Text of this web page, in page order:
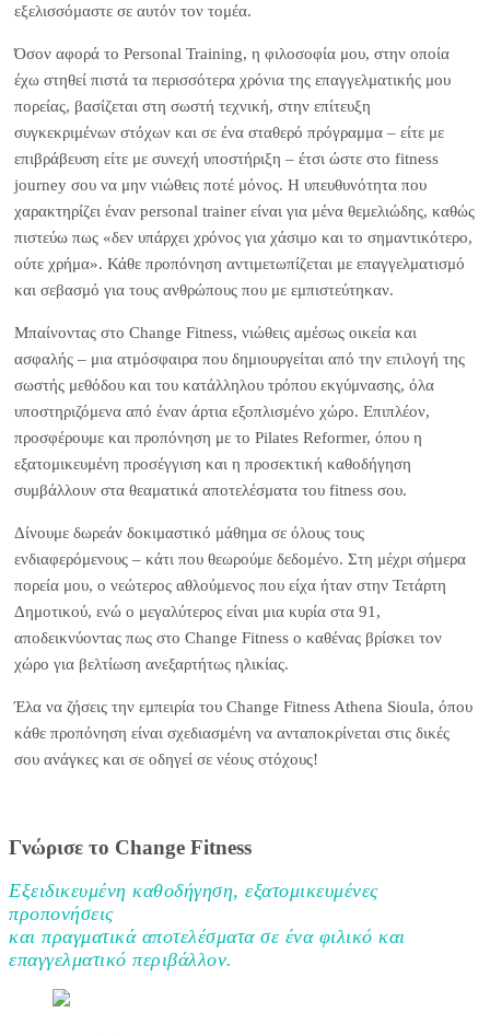
εξελισσόμαστε σε αυτόν τον τομέα.
Όσον αφορά το Personal Training, η φιλοσοφία μου, στην οποία
έχω στηθεί πιστά τα περισσότερα χρόνια της επαγγελματικής μου
πορείας, βασίζεται στη σωστή τεχνική, στην επίτευξη
συγκεκριμένων στόχων και σε ένα σταθερό πρόγραμμα – είτε με
επιβράβευση είτε με συνεχή υποστήριξη – έτσι ώστε στο fitness
journey σου να μην νιώθεις ποτέ μόνος. Η υπευθυνότητα που
χαρακτηρίζει έναν personal trainer είναι για μένα θεμελιώδης, καθώς
πιστεύω πως «δεν υπάρχει χρόνος για χάσιμο και το σημαντικότερο,
ούτε χρήμα». Κάθε προπόνηση αντιμετωπίζεται με επαγγελματισμό
και σεβασμό για τους ανθρώπους που με εμπιστεύτηκαν.
Μπαίνοντας στο Change Fitness, νιώθεις αμέσως οικεία και
ασφαλής – μια ατμόσφαιρα που δημιουργείται από την επιλογή της
σωστής μεθόδου και του κατάλληλου τρόπου εκγύμνασης, όλα
υποστηριζόμενα από έναν άρτια εξοπλισμένο χώρο. Επιπλέον,
προσφέρουμε και προπόνηση με το Pilates Reformer, όπου η
εξατομικευμένη προσέγγιση και η προσεκτική καθοδήγηση
συμβάλλουν στα θεαματικά αποτελέσματα του fitness σου.
Δίνουμε δωρεάν δοκιμαστικό μάθημα σε όλους τους
ενδιαφερόμενους – κάτι που θεωρούμε δεδομένο. Στη μέχρι σήμερα
πορεία μου, ο νεώτερος αθλούμενος που είχα ήταν στην Τετάρτη
Δημοτικού, ενώ ο μεγαλύτερος είναι μια κυρία στα 91,
αποδεικνύοντας πως στο Change Fitness ο καθένας βρίσκει τον
χώρο για βελτίωση ανεξαρτήτως ηλικίας.
Έλα να ζήσεις την εμπειρία του Change Fitness Athena Sioula, όπου
κάθε προπόνηση είναι σχεδιασμένη να ανταποκρίνεται στις δικές
σου ανάγκες και σε οδηγεί σε νέους στόχους!
Γνώρισε το Change Fitness
Εξειδικευμένη καθοδήγηση, εξατομικευμένες
προπονήσεις
και πραγματικά αποτελέσματα σε ένα φιλικό και
επαγγελματικό περιβάλλον.